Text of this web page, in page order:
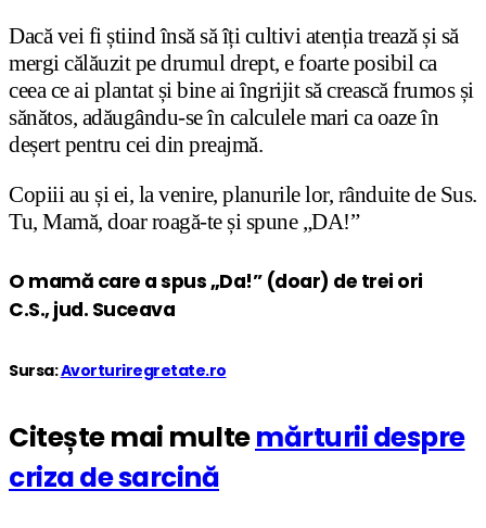
Dacă vei fi știind însă să îți cultivi atenția trează și să
mergi călăuzit pe drumul drept, e foarte posibil ca
ceea ce ai plantat și bine ai îngrijit să crească frumos și
sănătos, adăugându-se în calculele mari ca oaze în
deșert pentru cei din preajmă.
Copiii au și ei, la venire, planurile lor, rânduite de Sus.
Tu, Mamă, doar roagă-te și spune „DA!”
O mamă care a spus „Da!” (doar) de trei ori
C.S., jud. Suceava
Sursa:Avorturiregretate.ro
Citește mai multemărturii despre
criza de sarcină